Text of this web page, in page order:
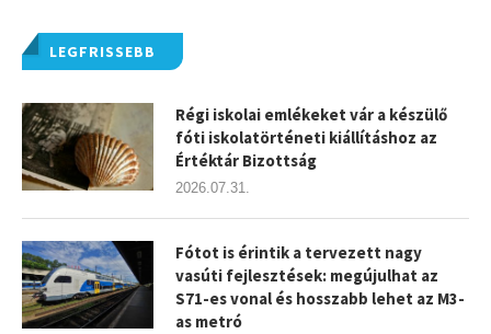
LEGFRISSEBB
Régi iskolai emlékeket vár a készülő
fóti iskolatörténeti kiállításhoz az
Értéktár Bizottság
2026.07.31.
Fótot is érintik a tervezett nagy
vasúti fejlesztések: megújulhat az
S71-es vonal és hosszabb lehet az M3-
as metró